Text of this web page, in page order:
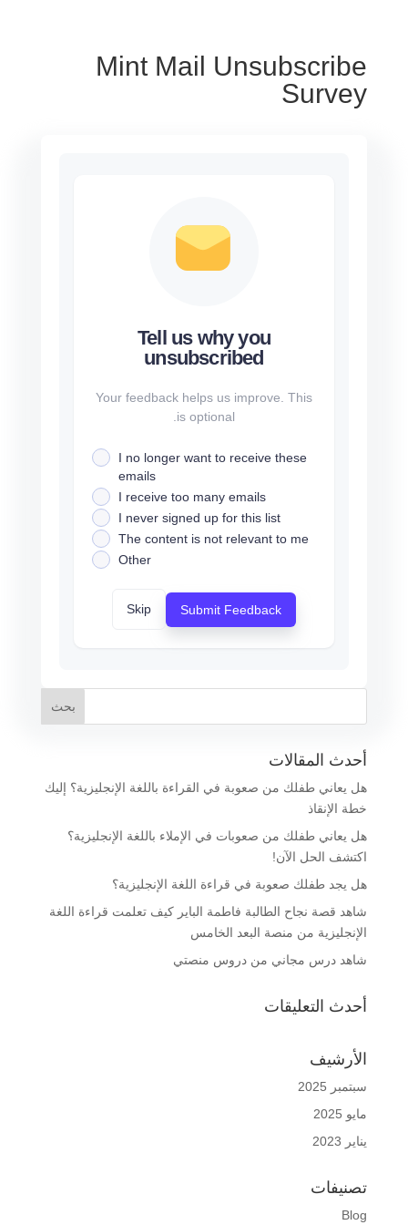
Mint Mail Unsubscribe
Survey
Tell us why you
unsubscribed
Your feedback helps us improve. This
is optional.
I no longer want to receive these
emails
I receive too many emails
I never signed up for this list
The content is not relevant to me
Other
Submit Feedback
Skip
أحدث المقالات
هل يعاني طفلك من صعوبة في القراءة باللغة الإنجليزية؟ إليك
خطة الإنقاذ
هل يعاني طفلك من صعوبات في الإملاء باللغة الإنجليزية؟
اكتشف الحل الآن!
هل يجد طفلك صعوبة في قراءة اللغة الإنجليزية؟
شاهد قصة نجاح الطالبة فاطمة الباير كيف تعلمت قراءة اللغة
الإنجليزية من منصة البعد الخامس
شاهد درس مجاني من دروس منصتي
أحدث التعليقات
الأرشيف
سبتمبر 2025
مايو 2025
يناير 2023
تصنيفات
Blog